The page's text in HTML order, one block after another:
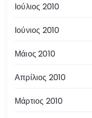
Ιούλιος 2010
Ιούνιος 2010
Μάιος 2010
Απρίλιος 2010
Μάρτιος 2010